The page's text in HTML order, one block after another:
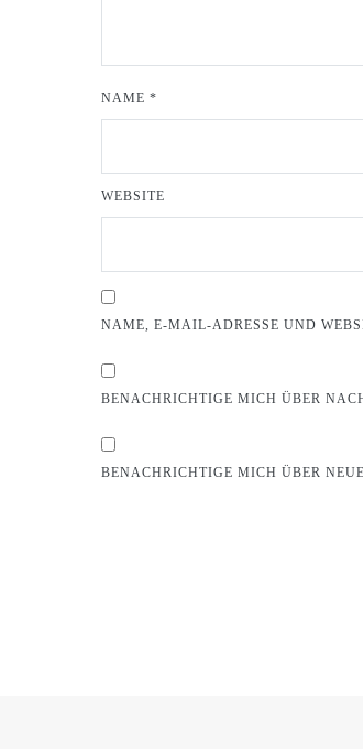
NAME *
WEBSITE
NAME, E-MAIL-ADRESSE UND
BENACHRICHTIGE MICH ÜBER
BENACHRICHTIGE MICH ÜBER